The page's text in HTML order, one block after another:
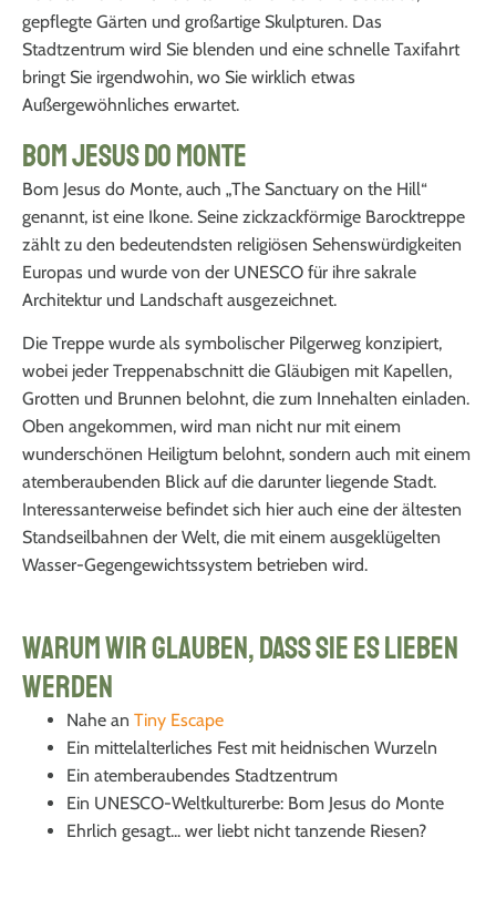
gepflegte Gärten und großartige Skulpturen. Das
Stadtzentrum wird Sie blenden und eine schnelle Taxifahrt
bringt Sie irgendwohin, wo Sie wirklich etwas
Außergewöhnliches erwartet.
Bom Jesus do Monte
Bom Jesus do Monte, auch „The Sanctuary on the Hill“
genannt, ist eine Ikone. Seine zickzackförmige Barocktreppe
zählt zu den bedeutendsten religiösen Sehenswürdigkeiten
Europas und wurde von der UNESCO für ihre sakrale
Architektur und Landschaft ausgezeichnet.
Die Treppe wurde als symbolischer Pilgerweg konzipiert,
wobei jeder Treppenabschnitt die Gläubigen mit Kapellen,
Grotten und Brunnen belohnt, die zum Innehalten einladen.
Oben angekommen, wird man nicht nur mit einem
wunderschönen Heiligtum belohnt, sondern auch mit einem
atemberaubenden Blick auf die darunter liegende Stadt.
Interessanterweise befindet sich hier auch eine der ältesten
Standseilbahnen der Welt, die mit einem ausgeklügelten
Wasser-Gegengewichtssystem betrieben wird.
Warum wir glauben, dass Sie es lieben
werden
Nahe an Tiny Escape
Ein mittelalterliches Fest mit heidnischen Wurzeln
Ein atemberaubendes Stadtzentrum
Ein UNESCO-Weltkulturerbe: Bom Jesus do Monte
Ehrlich gesagt... wer liebt nicht tanzende Riesen?